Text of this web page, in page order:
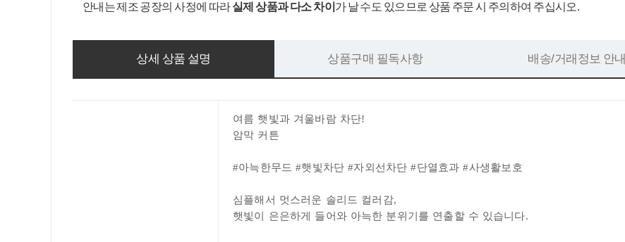
안내는 제조 공장의 사정에 따라실제 상품과 다소 차이 가 날 수도 있으므로 상품 주문 시 주의하여 주십시오.
상세 상품 설명 상품구매 필독사항 배송/거래정보 안내
여름 햇빛과 겨울바람 차단!
암막 커튼
#아늑한무드 #햇빛차단 #자외선차단 #단열효과 #사생활보호
심플해서 멋스러운 솔리드 컬러감,
햇빛이 은은하게 들어와 아늑한 분위기를 연출할 수 있습니다.